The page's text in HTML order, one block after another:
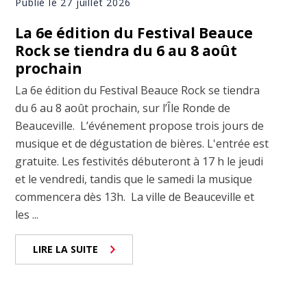
La 6e édition du Festival Beauce
Rock se tiendra du 6 au 8 août
prochain
La 6e édition du Festival Beauce Rock se tiendra
du 6 au 8 août prochain, sur l’Île Ronde de
Beauceville. L’événement propose trois jours de
musique et de dégustation de bières. L'entrée est
gratuite. Les festivités débuteront à 17 h le jeudi
et le vendredi, tandis que le samedi la musique
commencera dès 13h. La ville de Beauceville et
les ...
LIRE LA SUITE